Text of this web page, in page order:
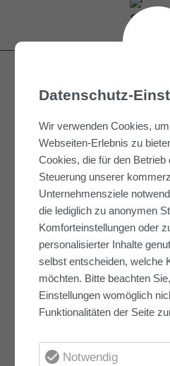
Von der
mehr
Wir sichern den
Datenschutz-
Wir verwenden Cookies,
Webseiten-Erlebnis zu
Cookies, die für den Betrieb
Steuerung unserer
Unternehmensziele
die lediglich zu anonymen
Komforteinstellungen oder
personalisierter Inhalte
selbst entscheiden, welche
möchten. Bitte beachten
Einstellungen womöglich
Funktionalitäten der Seite
Notwendig